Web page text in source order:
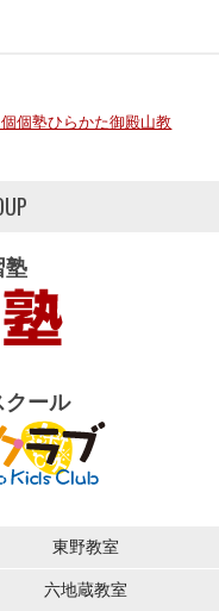
個塾ひらかた御殿山教
塾
クール
東野教室
六地蔵教室